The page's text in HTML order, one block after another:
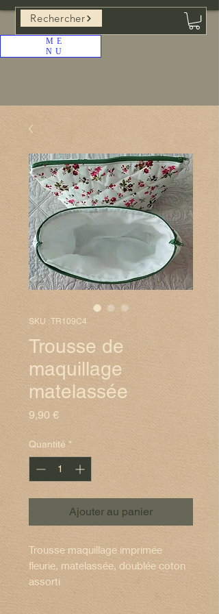
ME
NU
Rechercher
SKU : TR109C4
Trousse de
maquillage
matelassée
9,90 €Prix
Quantité *
Ajouter au panier
Trousse maquillage imprimée
fleurie, matelassée, doublée coton
assorti